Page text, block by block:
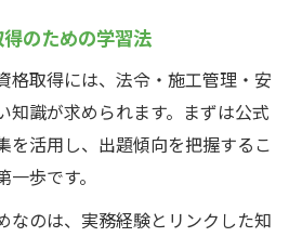
のための学習法
格取得には、法令・施工管理・安
知識が求められます。まずは公式
を活用し、出題傾向を把握するこ
歩です。
なのは、実務経験とリンクした知